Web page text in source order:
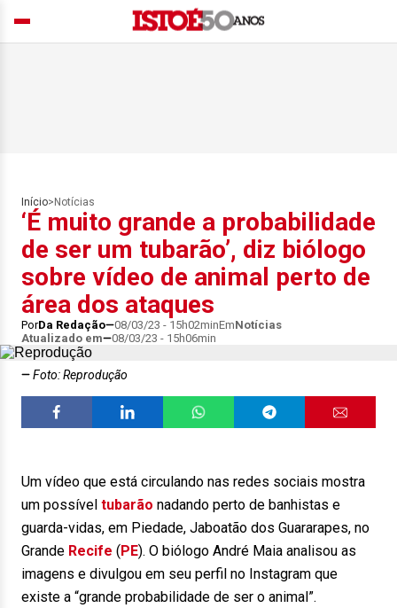
Início> Notícias
‘É muito grande a probabilidade
de ser um tubarão’, diz biólogo
sobre vídeo de animal perto de
área dos ataques
PorDa Redação 08/03/23 - 15h02minEmNotícias
Atualizado em
08/03/23 - 15h06min
Foto: Reprodução
Um vídeo que está circulando nas redes sociais mostra
um possível tubarão nadando perto de banhistas e
guarda-vidas, em Piedade, Jaboatão dos Guararapes, no
Grande Recife (PE). O biólogo André Maia analisou as
imagens e divulgou em seu perfil no Instagram que
existe a “grande probabilidade de ser o animal”.